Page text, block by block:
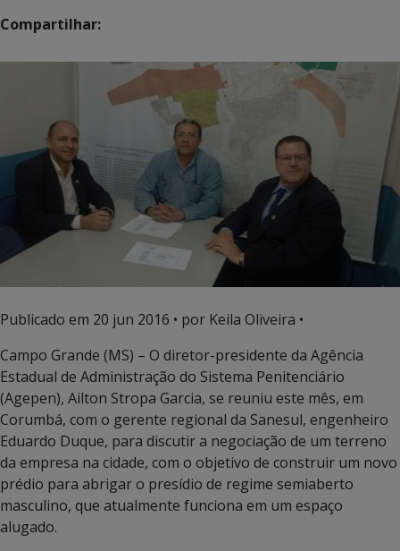
Compartilhar:
Publicado em 20 jun 2016 • por Keila Oliveira •
Campo Grande (MS) – O diretor-presidente da Agência
Estadual de Administração do Sistema Penitenciário
(Agepen), Ailton Stropa Garcia, se reuniu este mês, em
Corumbá, com o gerente regional da Sanesul, engenheiro
Eduardo Duque, para discutir a negociação de um terreno
da empresa na cidade, com o objetivo de construir um novo
prédio para abrigar o presídio de regime semiaberto
masculino, que atualmente funciona em um espaço
alugado.